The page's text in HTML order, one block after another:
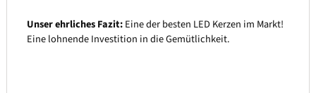
Unser ehrliches Fazit:Eine der besten LED Kerzen im Markt!
Eine lohnende Investition in die Gemütlichkeit.